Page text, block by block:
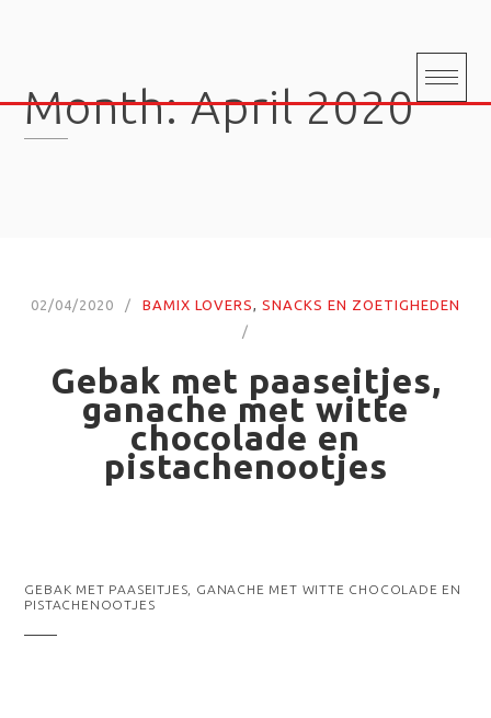
Month:April 2020
02/04/2020 BAMIX LOVERS, SNACKS EN ZOETIGHEDEN
Gebak met paaseitjes,
ganache met witte
chocolade en
pistachenootjes
GEBAK MET PAASEITJES, GANACHE MET WITTE CHOCOLADE EN
PISTACHENOOTJES